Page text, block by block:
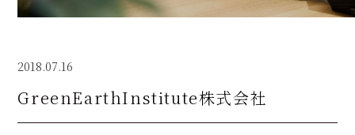
2018.07.16
GreenEarthInstitute株式会社